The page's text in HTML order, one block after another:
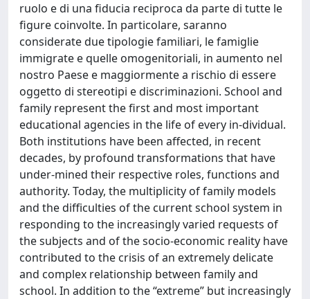
ruolo e di una fiducia reciproca da parte di tutte le
figure coinvolte. In particolare, saranno
considerate due tipologie familiari, le famiglie
immigrate e quelle omogenitoriali, in aumento nel
nostro Paese e maggiormente a rischio di essere
oggetto di stereotipi e discriminazioni. School and
family represent the first and most important
educational agencies in the life of every in-dividual.
Both institutions have been affected, in recent
decades, by profound transformations that have
under-mined their respective roles, functions and
authority. Today, the multiplicity of family models
and the difficulties of the current school system in
responding to the increasingly varied requests of
the subjects and of the socio-economic reality have
contributed to the crisis of an extremely delicate
and complex relationship between family and
school. In addition to the “extreme” but increasingly